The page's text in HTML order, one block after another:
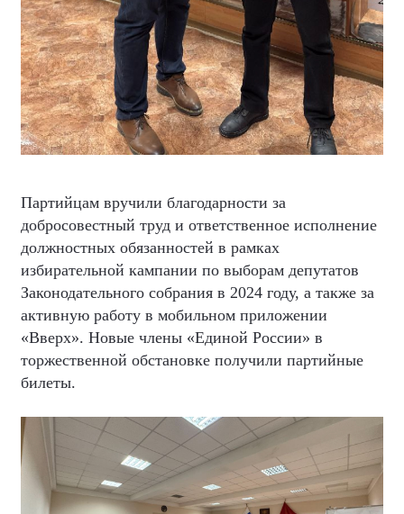
Партийцам вручили благодарности за
добросовестный труд и ответственное исполнение
должностных обязанностей в рамках
избирательной кампании по выборам депутатов
Законодательного собрания в 2024 году, а также за
активную работу в мобильном приложении
«Вверх». Новые члены «Единой России» в
торжественной обстановке получили партийные
билеты.